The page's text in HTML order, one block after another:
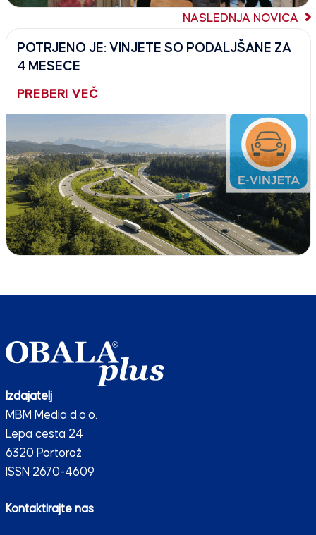
NASLEDNJA NOVICA
POTRJENO JE: VINJETE SO PODALJŠANE ZA
4 MESECE
PREBERI VEČ
Izdajatelj
MBM Media d.o.o.
Lepa cesta 24
6320 Portorož
ISSN 2670-4609
Kontaktirajte nas